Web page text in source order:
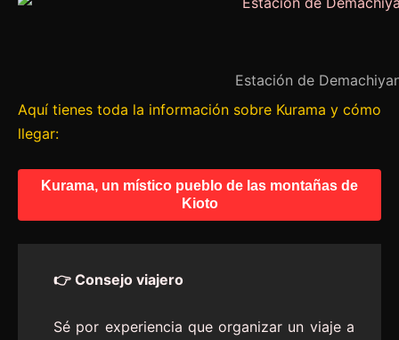
Estación de
Aquí tienes toda la información sobre Kurama y cómo
llegar:
Kurama, un místico pueblo de las montañas de
Kioto
👉 Consejo viajero
Sé por experiencia que organizar un viaje a